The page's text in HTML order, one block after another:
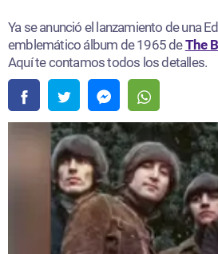
Ya se anunció el lanzamiento de una
emblemático álbum de 1965 deThe
Aquí te contamos todos los detalles.